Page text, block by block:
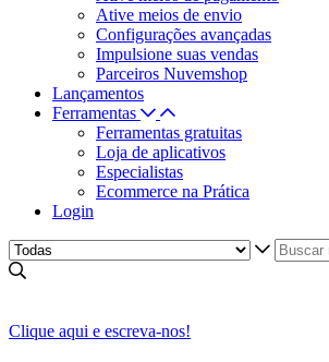
Ative meios de envio
Configurações avançadas
Impulsione suas vendas
Parceiros Nuvemshop
Lançamentos
Ferramentas
Ferramentas gratuitas
Loja de aplicativos
Especialistas
Ecommerce na Prática
Login
Clique aqui e escreva-nos!